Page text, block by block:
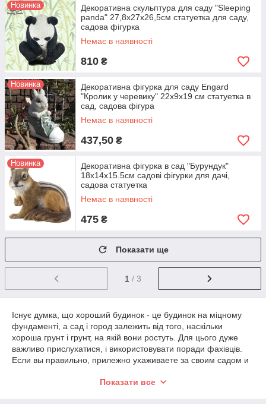
Новинка
Декоративна скульптура для саду "Sleeping
panda" 27,8х27х26,5см статуетка для саду,
садова фігурка
Немає в наявності
810 ₴
Новинка
Декоративна фігурка для саду Engard
"Кролик у черевику" 22х9х19 см статуетка в
сад, садова фігура
Немає в наявності
437,50 ₴
Новинка
Декоративна фігурка в сад "Бурундук"
18х14х15.5см садові фігурки для дачі,
садова статуетка
Немає в наявності
475 ₴
Показати ще
1 / 3
Існує думка, що хороший будинок - це будинок на міцному
фундаменті, а сад і город залежить від того, наскільки
хороша грунт і грунт, на якій вони ростуть. Для цього дуже
важливо прислухатися, і використовувати поради фахівців.
Если вы правильно, прилежно ухаживаете за своим садом и
прорываете сорняки, удобряете почву, то весной сад и
Показати все